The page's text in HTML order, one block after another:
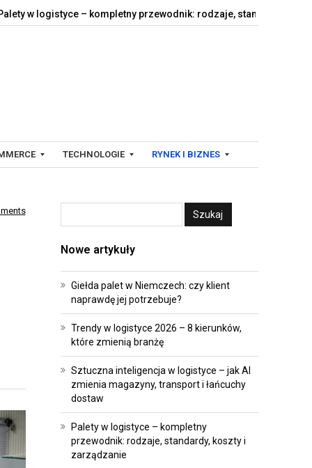
– kompletny przewodnik: rodzaje, standardy,…
TECHNOLOGIE
F
O
R
A
S
F
RYNEK I BIZNES
N
S
I
I
N
W
E
S
T
Nowe artykuły
Giełda palet w Niemczech: czy klient
naprawdę jej potrzebuje?
Trendy w logistyce 2026 – 8 kierunków,
które zmienią branżę
Sztuczna inteligencja w logistyce – jak AI
zmienia magazyny, transport i łańcuchy
dostaw
Palety w logistyce – kompletny
przewodnik: rodzaje, standardy, koszty i
zarządzanie